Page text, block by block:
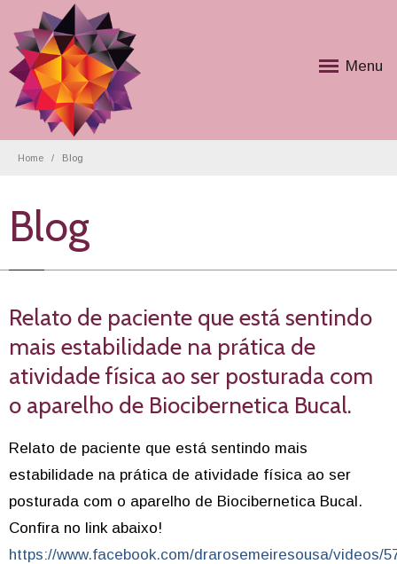
Menu
Home Blog
Blog
Relato de paciente que está sentindo
mais estabilidade na prática de
atividade física ao ser posturada com
o aparelho de Biocibernetica Bucal.
Relato de paciente que está sentindo mais
estabilidade na prática de atividade física ao ser
posturada com o aparelho de Biocibernetica Bucal.
Confira no link abaixo!
https://www.facebook.com/drarosemeiresousa/videos/